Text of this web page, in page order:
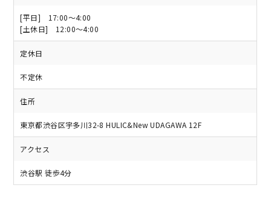
[平日] 17:00〜4:00
[土休日] 12:00〜4:00
定休日
不定休
住所
東京都渋谷区宇多川32-8 HULIC&New UDAGAWA 12F
アクセス
渋谷駅 徒歩4分